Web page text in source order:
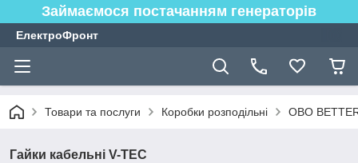
Займаємося постачанням генераторів
ЕлектроФронт
Товари та послуги Коробки розподільні OBO
Гайки кабельні V-TEC